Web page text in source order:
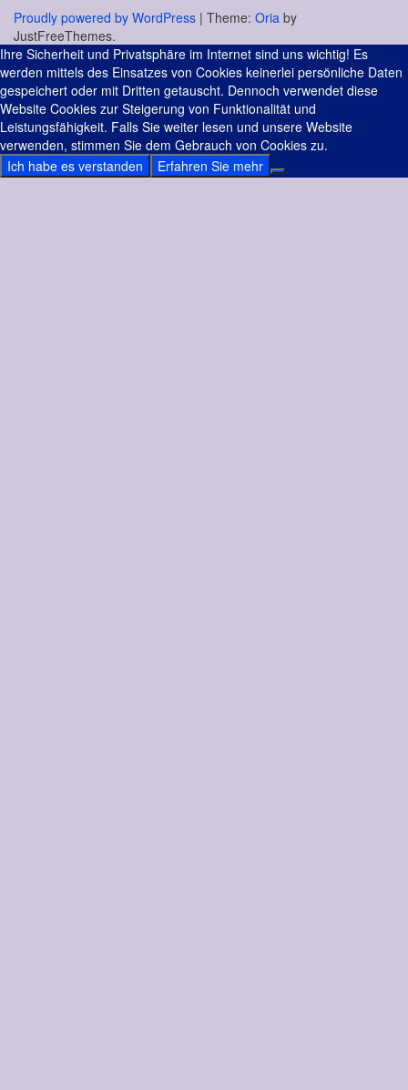
Proudly powered by WordPress | Theme: Oria by
JustFreeThemes.
Ihre Sicherheit und Privatsphäre im Internet sind uns wichtig! Es
werden mittels des Einsatzes von Cookies keinerlei persönliche Daten
gespeichert oder mit Dritten getauscht. Dennoch verwendet diese
Website Cookies zur Steigerung von Funktionalität und
Leistungsfähigkeit. Falls Sie weiter lesen und unsere Website
verwenden, stimmen Sie dem Gebrauch von Cookies zu.
Ich habe es verstanden
Erfahren Sie mehr